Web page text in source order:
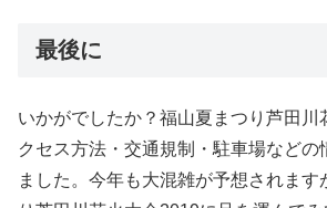
最後に
いかがでしたか？福山夏まつり芦田川
クセス方法・交通規制・駐車場などの
ました。今年も大混雑が予想されます